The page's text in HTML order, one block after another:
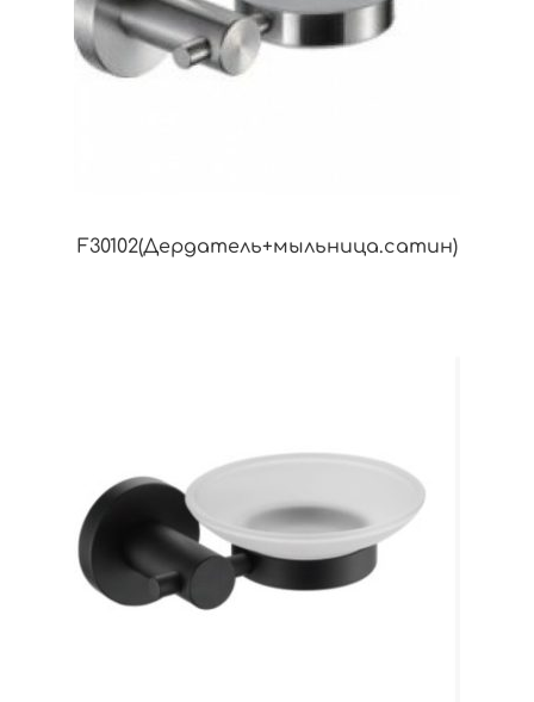
F30102(Дердатель+мыльница.сатин)